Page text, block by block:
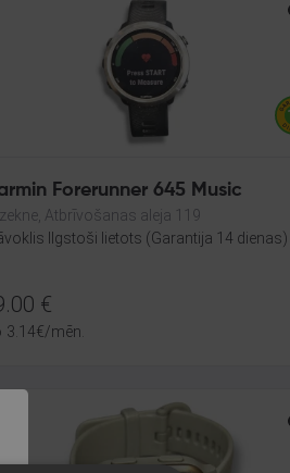
Forerunner 645 Music
Atbrīvošanas aleja 119
Ilgstoši lietots (Garantija 14 dienas)
€
3.14€/mēn.